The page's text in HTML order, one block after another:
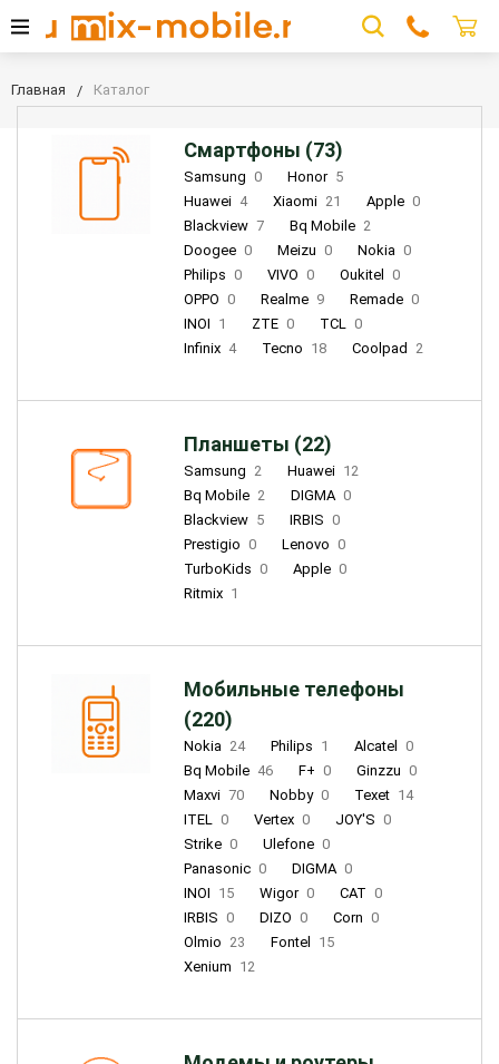
Главная Каталог
Смартфоны (73)
Samsung 0 Honor 5
Huawei 4 Xiaomi 21 Apple 0
Blackview 7 Bq Mobile 2
Doogee 0 Meizu 0 Nokia 0
Philips 0 VIVO 0 Oukitel
0
OPPO 0 Realme 9 Remade 0
INOI 1 ZTE 0 TCL 0
Infinix 4 Tecno 18 Coolpad 2
Планшеты (22)
Samsung 2 Huawei 12
Bq Mobile 2 DIGMA 0
Blackview 5 IRBIS 0
Prestigio 0 Lenovo 0
TurboKids 0 Apple 0
Ritmix 1
Мобильные телефоны
(220)
Nokia 24 Philips 1 Alcatel
0
Bq Mobile 46 F+ 0 Ginzzu 0
Maxvi 70 Nobby 0 Texet 14
ITEL 0 Vertex 0 JOY'S 0
Strike 0 Ulefone 0
Panasonic 0 DIGMA 0
INOI 15 Wigor 0 CAT 0
IRBIS 0 DIZO 0 Corn 0
Olmio 23 Fontel
15
Xenium 12